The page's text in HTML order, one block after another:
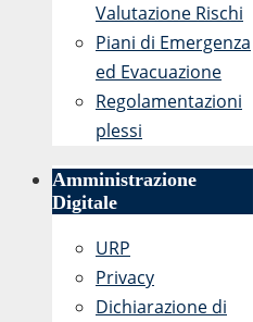
Valutazione Rischi
Piani di Emergenza
ed Evacuazione
Regolamentazioni
plessi
Amministrazione
Digitale
URP
Privacy
Dichiarazione di